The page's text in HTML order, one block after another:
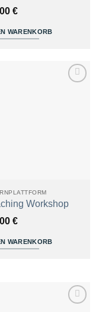
€
WARENKORB
Workshop
€
WARENKORB